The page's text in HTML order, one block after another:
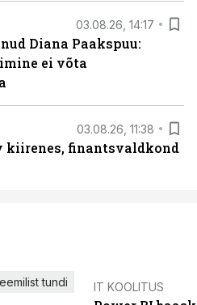
03.08.26, 14:17
Diana Paakspuu:
ei võta
03.08.26, 11:38
kiirenes, finantsvaldkond
tundi IT KOOLITUS